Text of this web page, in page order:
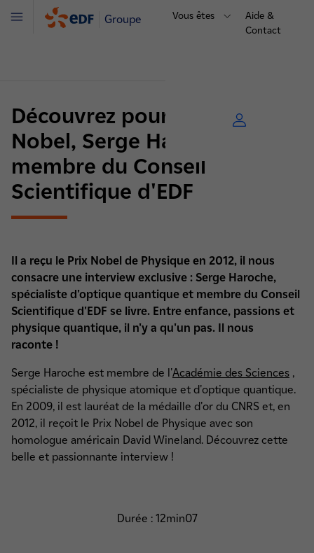
Groupe Vous êtes
Aide &
Contact
Menu
Découvrez pourquoi le Prix
Nobel, Serge Haroche est
membre du Conseil
Scientifique d'EDF
Il a reçu le Prix Nobel de Physique en 2012, il nous
consacre une interview exclusive : Serge Haroche,
spécialiste d'optique quantique et membre du Conseil
Scientifique d'EDF se livre. Entre enfance, passions et
physique quantique, il n'y a qu'un pas. Il nous
raconte !
Serge Haroche est membre de l'Académie des Sciences ,
spécialiste de physique atomique et d'optique quantique.
En 2009, il est lauréat de la médaille d'or du CNRS et, en
2012, il reçoit le Prix Nobel de Physique avec son
homologue américain David Wineland. Découvrez cette
belle et passionnante interview !
Durée : 12min07